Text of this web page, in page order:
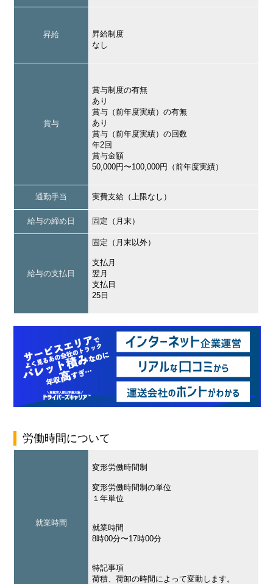
昇給
昇給制度
なし
賞与
賞与制度の有無
あり
賞与（前年度実績）の有無
あり
賞与（前年度実績）の回数
年2回
賞与金額
50,000円〜100,000円（前年度実績）
通勤手当 実費支給（上限なし）
給与の締め日 固定（月末）
給与の支払日
固定（月末以外）
支払月
翌月
支払日
25日
労働時間について
就業時間
変形労働時間制
変形労働時間制の単位
１年単位
就業時間
8時00分〜17時00分
特記事項
荷積、荷卸の時間によって変動します。